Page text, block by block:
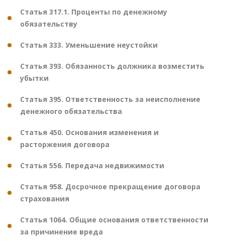
Статья 317.1. Проценты по денежному
обязательству
Статья 333. Уменьшение неустойки
Статья 393. Обязанность должника возместить
убытки
Статья 395. Ответственность за неисполнение
денежного обязательства
Статья 450. Основания изменения и
расторжения договора
Статья 556. Передача недвижимости
Статья 958. Досрочное прекращение договора
страхования
Статья 1064. Общие основания ответственности
за причинение вреда